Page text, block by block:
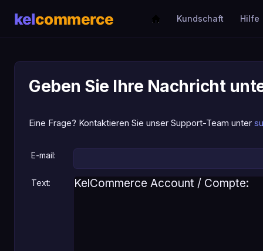
Kundschaft Hilfe
Geben Sie Ihre Nachricht
Eine Frage? Kontaktieren Sie unser Support-Team unter
E-mail:
Text: